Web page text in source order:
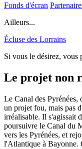
Fonds d'écran
Ailleurs...
Écluse des Lorrains
Si vous le désirez, vous
Le projet non
Le Canal des Pyrénées,
un projet fou, mais pas
irréalisable. Il s'agissait
poursuivre le Canal du
vers les Pyrénées, et
l'Atlantique à Bayonne.